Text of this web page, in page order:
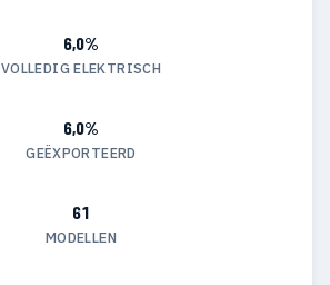
6,0%
VOLLEDIG ELEKTRISCH
6,0%
GEËXPORTEERD
61
MODELLEN